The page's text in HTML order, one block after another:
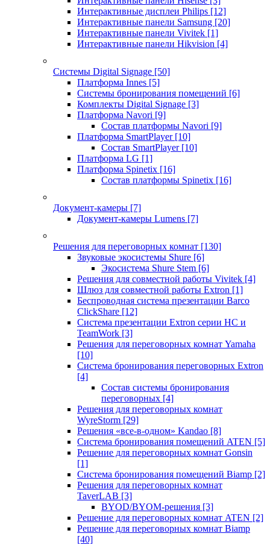
Интерактивные дисплеи Philips [12]
Интерактивные панели Samsung [20]
Интерактивные панели Vivitek [1]
Интерактивные панели Hikvision [4]
Системы Digital Signage [50]
Платформа Innes [5]
Системы бронирования помещений [6]
Комплекты Digital Signage [3]
Платформа Navori [9]
Состав платформы Navori [9]
Платформа SmartPlayer [10]
Состав SmartPlayer [10]
Платформа LG [1]
Платформа Spinetix [16]
Состав платформы Spinetix [16]
Документ-камеры [7]
Документ-камеры Lumens [7]
Решения для переговорных комнат [130]
Звуковые экосистемы Shure [6]
Экосистема Shure Stem [6]
Решения для совместной работы Vivitek [4]
Шлюз для совместной работы Extron [1]
Беспроводная система презентации Barco
ClickShare [12]
Система презентации Extron серии HC и
TeamWork [3]
Решения для переговорных комнат Yamaha
[10]
Система бронирования переговорных Extron
[4]
Состав системы бронирования
переговорных [4]
Решения для переговорных комнат
WyreStorm [29]
Решения «все-в-одном» Kandao [8]
Система бронирования помещений ATEN [5]
Решение для переговорных комнат Gonsin
[1]
Система бронирования помещений Biamp [2]
Решения для переговорных комнат
TaverLAB [3]
BYOD/BYOM-решения [3]
Решение для переговорных комнат ATEN [2]
Решение для переговорных комнат Biamp
[40]